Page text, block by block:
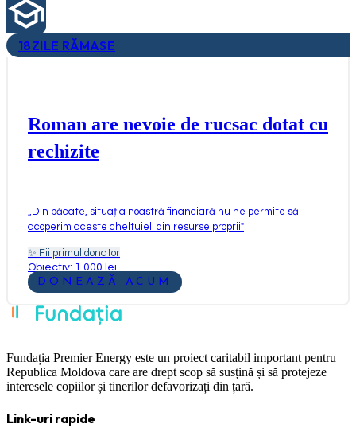
18ZILE RĂMASE
Roman are nevoie de rucsac dotat cu
rechizite
Din păcate, situația noastră financiară nu ne permite să
acoperim aceste cheltuieli din resurse proprii"
✨ Fii primul donator
Obiectiv: 1.000 lei
DONEAZĂ ACUM
Fundația Premier Energy este un proiect caritabil important pentru
Republica Moldova care are drept scop să susțină și să protejeze
interesele copiilor și tinerilor defavorizați din țară.
Link-uri rapide